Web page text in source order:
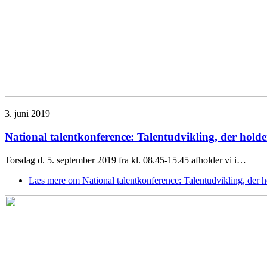
3. juni 2019
National talentkonference: Talentudvikling, der
Torsdag d. 5. september 2019 fra kl. 08.45-15.45 afholder vi i…
Læs mere om National talentkonference: Talentudvikling, der